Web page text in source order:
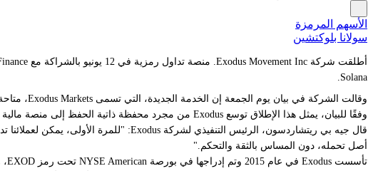
الأسهم المرمزة
سولانا بلوكتشين
Solana.
وقالت الشركة في بيان يوم الجمعة إن الخدمة الجديدة، التي تسمى Exodus Markets، متاحة للعملاء المؤهلين في أسواق مختارة من خلال تطبيق محفظة Exodus ذاتية الحفظ.
وفقًا للبيان، يمثل هذا الإطلاق توسع Exodus من مجرد محفظة ذاتية الحفظ إلى منصة مالية أوسع تتيح للعملاء التداول والإنفاق والإرسال وكسب المكافآت وإدارة الأموال في تطبيق واحد.
أصل تحمله، دون المساس بالثقة والتحكم."